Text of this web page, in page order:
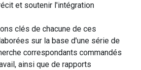
et soutenir l'intégration
clés de chacune de ces
sur la base d'une série de
correspondants commandés
ainsi que de rapports